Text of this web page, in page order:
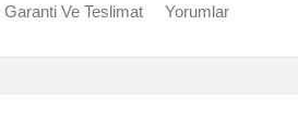
Garanti Ve Teslimat Yorumlar